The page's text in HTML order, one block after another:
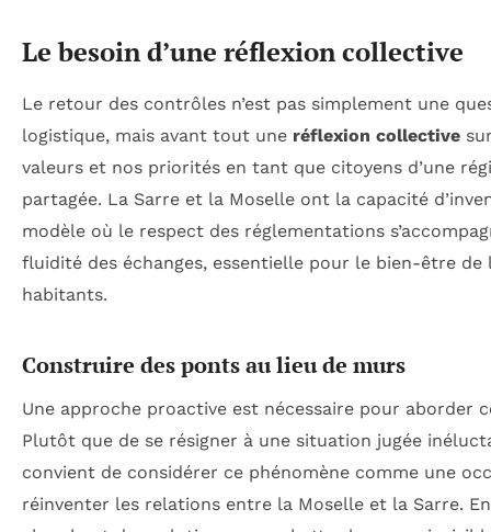
Le besoin d’une réflexion collective
Le retour des contrôles n’est pas simplement une
logistique, mais avant tout une réflexion collective
valeurs et nos priorités en tant que citoyens d’une
partagée. La Sarre et la Moselle ont la capacité
modèle où le respect des réglementations
fluidité des échanges, essentielle pour le bien-être de
habitants.
Construire des ponts au lieu de murs
Une approche proactive est nécessaire pour aborder
Plutôt que de se résigner à une situation jugée
convient de considérer ce phénomène comme une
réinventer les relations entre la Moselle et la Sarre. En